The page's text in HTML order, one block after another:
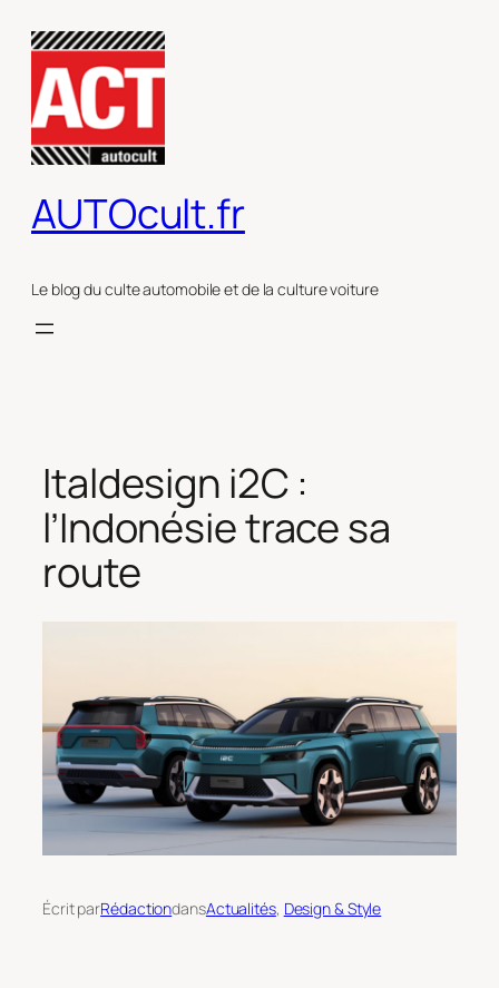
contenu
AUTOcult.fr
Le blog du culte automobile et de la culture voiture
Italdesign i2C :
l’Indonésie trace sa
route
Écrit parRédactiondansActualités, Design & Style